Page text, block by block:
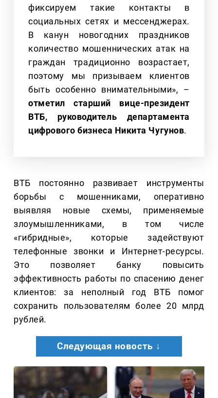
фиксируем такие контакты в
социальных сетях и мессенджерах.
В канун новогодних праздников
количество мошеннических атак на
граждан традиционно возрастает,
поэтому мы призываем клиентов
быть особенно внимательными», –
отметил старший вице-президент
ВТБ, руководитель департамента
цифрового бизнеса Никита Чугунов.
ВТБ постоянно развивает инструменты
борьбы с мошенниками, оперативно
выявляя новые схемы, применяемые
злоумышленниками, в том числе
«гибридные», которые задействуют
телефонные звонки и Интернет-ресурсы.
Это позволяет банку повысить
эффективность работы по спасению денег
клиентов: за неполный год ВТБ помог
сохранить пользователям более 20 млрд
рублей.
Следующая новость ↓